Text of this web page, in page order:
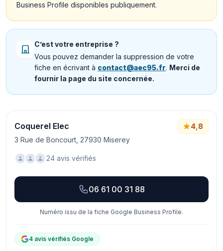
Business Profile disponibles publiquement.
C’est votre entreprise ?
Vous pouvez demander la suppression de votre
fiche en écrivant à contact@aec95.fr. Merci de
fournir la page du site concernée.
Coquerel Elec
3 Rue de Boncourt, 27930 Miserey
4,8
24 avis vérifiés
06 61 00 31 88
Numéro issu de la fiche Google Business Profile.
4 avis vérifiés Google